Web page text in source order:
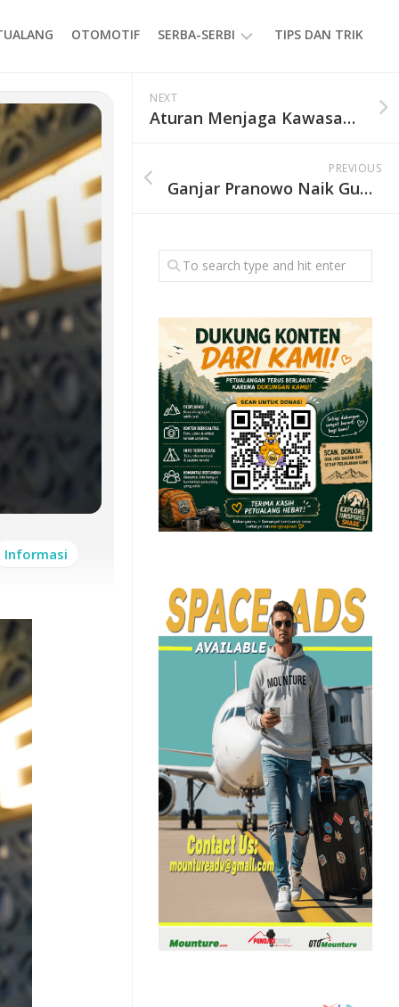
OTOMOTIF SERBA-SERBI
EVENT
GAYA
TIPS DAN TRIK
Informasi
NEXT
Aturan Menjaga Kawasan di Berbagai Destinasi Wisata
PREVIOUS
Ganjar Pranowo Naik Gunung Prau Bareng Sang Anak